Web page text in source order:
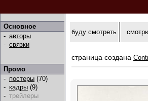
Основное
- авторы
- связки
Промо
- постеры (70)
- кадры (9)
- трейлеры
буду смотреть
страница создана